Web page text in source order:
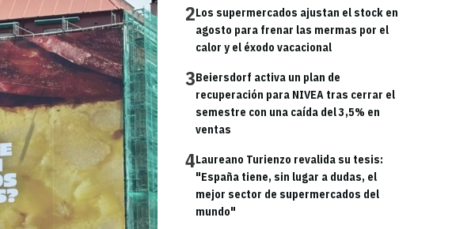
2Los supermercados ajustan el stock en
agosto para frenar las mermas por el
calor y el éxodo vacacional
3Beiersdorf activa un plan de
recuperación para NIVEA tras cerrar el
semestre con una caída del 3,5% en
ventas
4Laureano Turienzo revalida su tesis:
"España tiene, sin lugar a dudas, el
mejor sector de supermercados del
mundo"